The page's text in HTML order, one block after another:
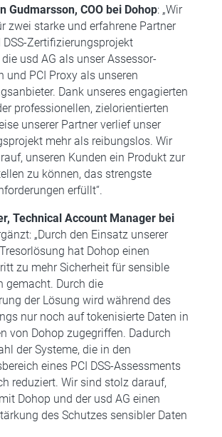
Gudmarsson, COO bei Dohop: „Wir
zwei starke und erfahrene Partner
DSS-Zertifizierungsprojekt
usd AG als unser Assessor-
und PCI Proxy als unseren
Dank unseres engagierten
professionellen, zielorientierten
unserer Partner verlief unser
mehr als reibungslos. Wir
unseren Kunden ein Produkt zur
zu können, das strengste
erfüllt“.
Technical Account Manager bei
„Durch den Einsatz unserer
hat Dohop einen
zu mehr Sicherheit für sensible
gemacht. Durch die
der Lösung wird während des
nur noch auf tokenisierte Daten in
von Dohop zugegriffen. Dadurch
der Systeme, die in den
eines PCI DSS-Assessments
reduziert. Wir sind stolz darauf,
Dohop und der usd AG einen
des Schutzes sensibler Daten